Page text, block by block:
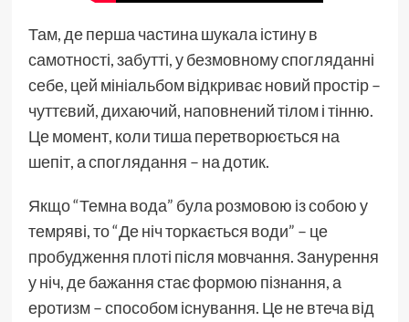
Там, де перша частина шукала істину в
самотності, забутті, у безмовному спогляданні
себе, цей мініальбом відкриває новий простір –
чуттєвий, дихаючий, наповнений тілом і тінню.
Це момент, коли тиша перетворюється на
шепіт, а споглядання – на дотик.
Якщо “Темна вода” була розмовою із собою у
темряві, то “Де ніч торкається води” – це
пробудження плоті після мовчання. Занурення
у ніч, де бажання стає формою пізнання, а
еротизм – способом існування. Це не втеча від